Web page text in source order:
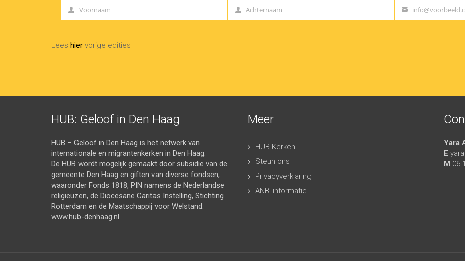
First
Voornaam
Last
Achternaam
Your
Lees hier vorige edities
HUB: Geloof in Den Haag
HUB – Geloof in Den Haag is het netwerk van
internationale en migrantenkerken in Den Haag.
De HUB wordt mogelijk gemaakt door subsidie van de
gemeente Den Haag en giften van diverse fondsen,
waaronder Fonds 1818, PIN namens de Nederlandse
religieuzen, de Diocesane Caritas Instelling, Stichting
Rotterdam en de Maatschappij voor Welstand.
www.hub-denhaag.nl
Meer
HUB Kerken
Steun ons
Privacyverklaring
ANBI informatie
Yara
E
M 06-